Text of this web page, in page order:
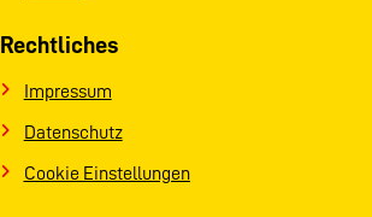
Rechtliches
Impressum
Datenschutz
Cookie Einstellungen